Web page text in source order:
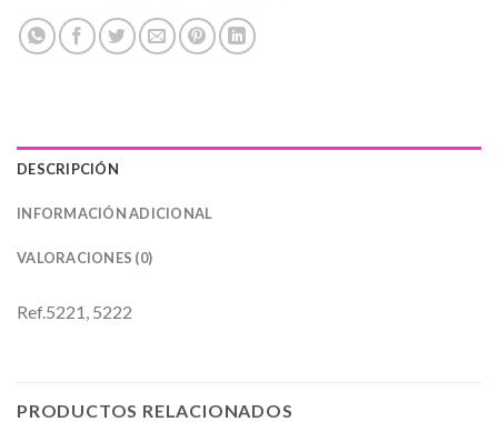
DESCRIPCIÓN
INFORMACIÓN ADICIONAL
VALORACIONES (0)
Ref.5221, 5222
PRODUCTOS RELACIONADOS